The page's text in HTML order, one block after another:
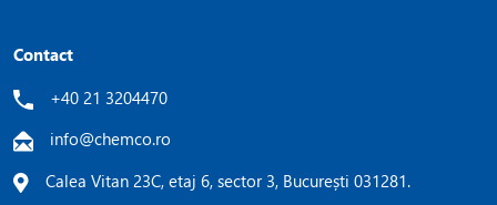
Contact
+40 21 3204470
info@chemco.ro
Calea Vitan 23C, etaj 6, sector 3, București 031281.